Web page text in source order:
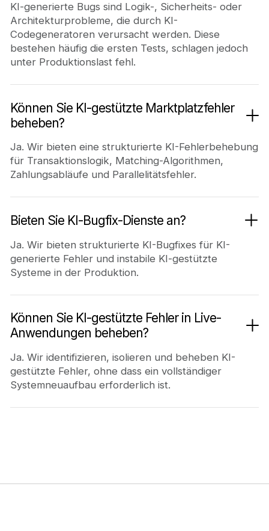
KI-generierte Bugs sind Logik-, Sicherheits- oder
Architekturprobleme, die durch KI-
Codegeneratoren verursacht werden. Diese
bestehen häufig die ersten Tests, schlagen jedoch
unter Produktionslast fehl.
Können Sie KI-gestützte Marktplatzfehler
beheben?
Ja. Wir bieten eine strukturierte KI-Fehlerbehebung
für Transaktionslogik, Matching-Algorithmen,
Zahlungsabläufe und Parallelitätsfehler.
Bieten Sie KI-Bugfix-Dienste an?
Ja. Wir bieten strukturierte KI-Bugfixes für KI-
generierte Fehler und instabile KI-gestützte
Systeme in der Produktion.
Können Sie KI-gestützte Fehler in Live-
Anwendungen beheben?
Ja. Wir identifizieren, isolieren und beheben KI-
gestützte Fehler, ohne dass ein vollständiger
Systemneuaufbau erforderlich ist.